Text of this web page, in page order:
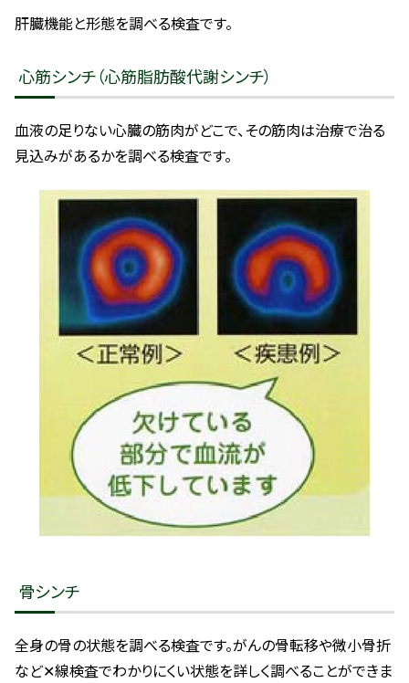
肝臓機能と形態を調べる検査です。
心筋シンチ（心筋脂肪酸代謝シンチ）
血液の足りない心臓の筋肉がどこで、その筋肉は治療で治る
見込みがあるかを調べる検査です。
骨シンチ
全身の骨の状態を調べる検査です。がんの骨転移や微小骨折
など✕線検査でわかりにくい状態を詳しく調べることができま